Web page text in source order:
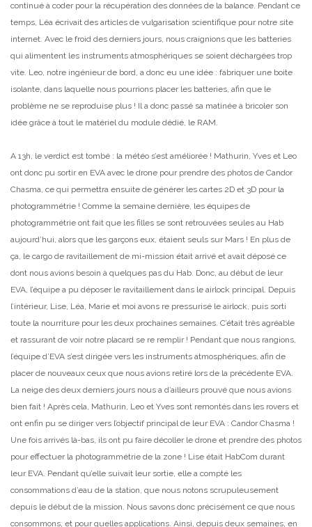
continué à coder pour la récupération des données de la balance. Pendant ce
temps, Léa écrivait des articles de vulgarisation scientifique pour notre site
internet. Avec le froid des derniers jours, nous craignions que les batteries
qui alimentent les instruments atmosphériques se soient déchargées trop
vite. Leo, notre ingénieur de bord, a donc eu une idée : fabriquer une boite
isolante, dans laquelle nous pourrions placer les batteries, afin que le
problème ne se reproduise plus ! Il a donc passé sa matinée à bricoler son
idée grâce à tout le matériel du module dédié, le RAM.
A 13h, le verdict est tombé : la météo s’est améliorée ! Mathurin, Yves et Leo
ont donc pu sortir en EVA avec le drone pour prendre des photos de Candor
Chasma, ce qui permettra ensuite de générer les cartes 2D et 3D pour la
photogrammétrie ! Comme la semaine dernière, les équipes de
photogrammétrie ont fait que les filles se sont retrouvées seules au Hab
aujourd’hui, alors que les garçons eux, étaient seuls sur Mars ! En plus de
ça, le cargo de ravitaillement de mi-mission était arrivé et avait déposé ce
dont nous avions besoin à quelques pas du Hab. Donc, au début de leur
EVA, l’équipe a pu déposer le ravitaillement dans le airlock principal. Depuis
l’intérieur, Lise, Léa, Marie et moi avons re pressurisé le airlock, puis sorti
toute la nourriture pour les deux prochaines semaines. C’était très agréable
et rassurant de voir notre placard se re remplir ! Pendant que nous rangions,
l’équipe d’EVA s’est dirigée vers les instruments atmosphériques, afin de
placer de nouveaux ceux que nous avions retiré lors de la précédente EVA.
La neige des deux derniers jours nous a d’ailleurs prouvé que nous avions
bien fait ! Après cela, Mathurin, Leo et Yves sont remontés dans les rovers et
ont enfin pu se diriger vers l’objectif principal de leur EVA : Candor Chasma !
Une fois arrivés là-bas, ils ont pu faire décoller le drone et prendre des photos
pour effectuer la photogrammétrie de la zone ! Lise était HabCom durant
leur EVA. Pendant qu’elle suivait leur sortie, elle a compté les
consommations d’eau de la station, que nous notons scrupuleusement
depuis le début de la mission. Nous savons donc précisément ce que nous
consommons, et pour quelles applications. Ainsi, depuis deux semaines, en